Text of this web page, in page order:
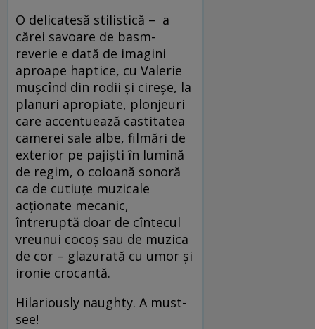
O delicatesă stilistică – a
cărei savoare de basm-
reverie e dată de imagini
aproape haptice, cu Valerie
muşcînd din rodii şi cireşe, la
planuri apropiate, plonjeuri
care accentuează castitatea
camerei sale albe, filmări de
exterior pe pajişti în lumină
de regim, o coloană sonoră
ca de cutiuţe muzicale
acţionate mecanic,
întreruptă doar de cîntecul
vreunui cocoş sau de muzica
de cor – glazurată cu umor şi
ironie crocantă.
Hilariously naughty. A must-
see!